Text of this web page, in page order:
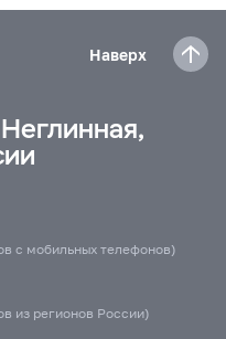
Наверх
с мобильных телефонов)
из регионов России)